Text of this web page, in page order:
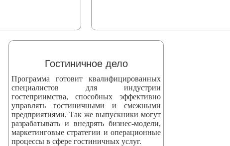
Гостиничное дело
Программа готовит квалифицированных
специалистов для индустрии
гостеприимства, способных эффективно
управлять гостиничными и смежными
предприятиями. Так же выпускники могут
разрабатывать и внедрять бизнес‑модели,
маркетинговые стратегии и операционные
процессы в сфере гостиничных услуг.